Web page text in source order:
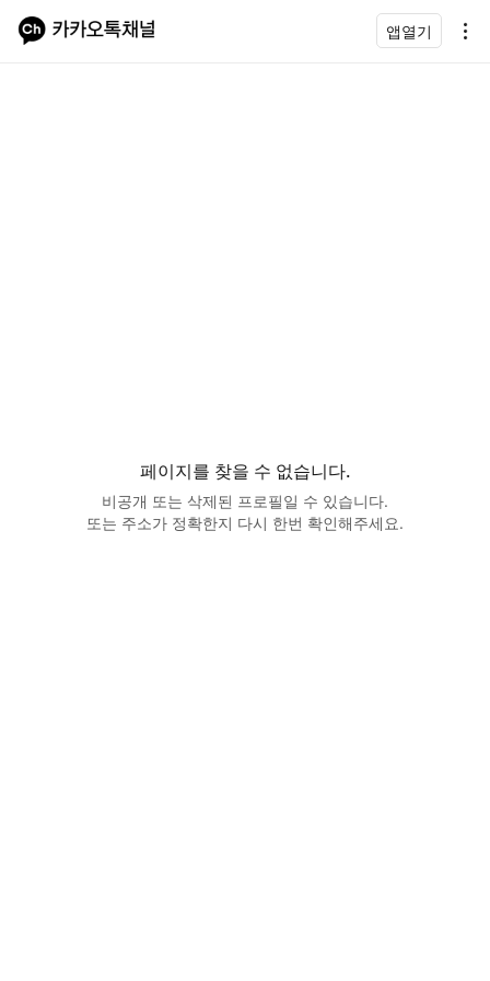
앱열기
페이지를 찾을 수 없습니다.
비공개 또는 삭제된 프로필일 수 있습니다.
또는 주소가 정확한지 다시 한번 확인해주세요.